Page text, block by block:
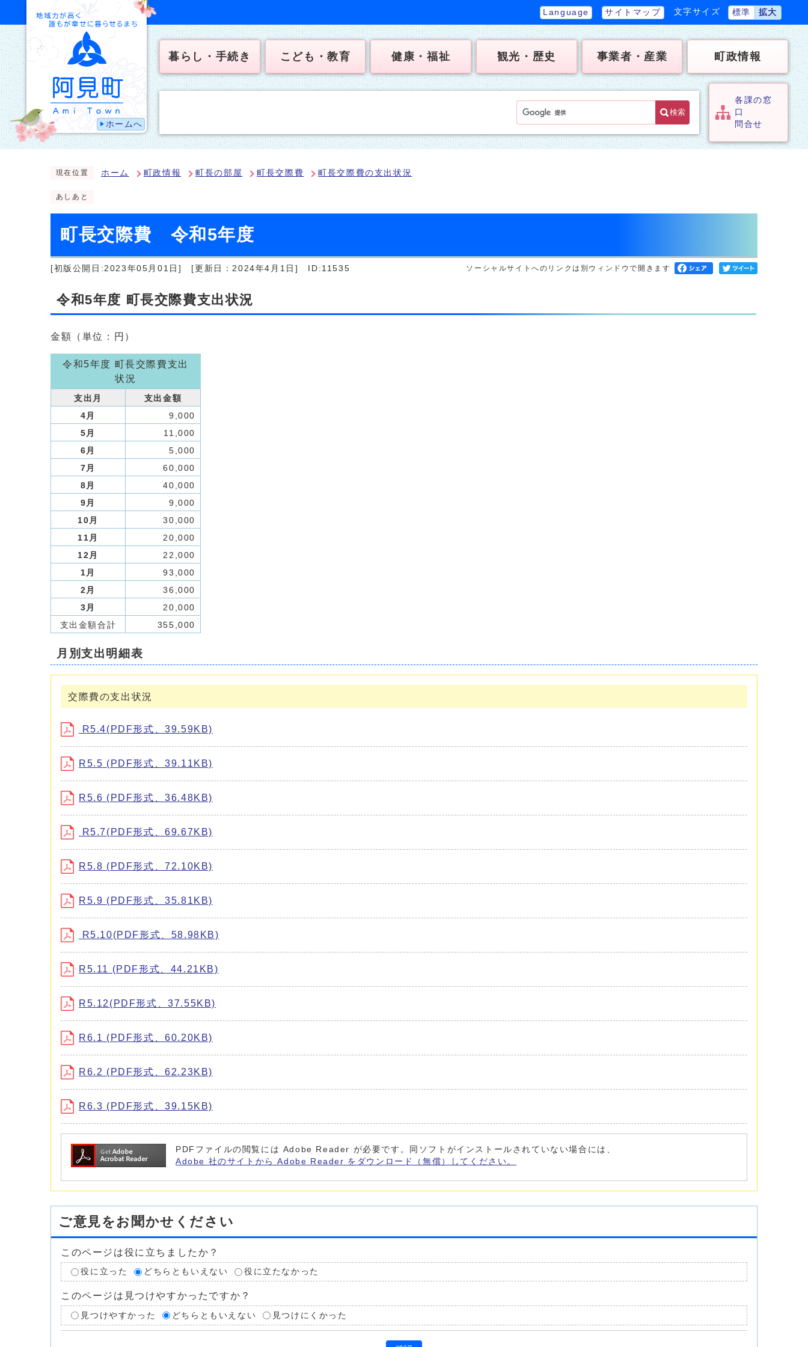
ホームへ
Language サイトマップ 文字サイズ 標準 拡大
暮らし・手続き こども・教育 健康・福祉 観光・歴史 事業者・産業 町政情報
検索
各課の窓
口
問合せ
現在位置 ホーム 町政情報 町長の部屋 町長交際費 町長交際費の支出状況
あしあと
町長交際費 令和5年度
[初版公開日:2023年05月01日] [更新日：2024年4月1日] ID:11535 ソーシャルサイトへのリンクは別ウィンドウで開きます
令和5年度 町長交際費支出状況
金額（単位：円）
令和5年度 町長交際費支出
状況
支出月
支出金額
4月
9,000
5月
11,000
6月
5,000
7月
60,000
8月
40,000
9月
9,000
10月
30,000
11月
20,000
12月
22,000
1月
93,000
2月
36,000
3月
20,000
支出金額合計
355,000
月別支出明細表
交際費の支出状況
R5.4(PDF形式、39.59KB)
R5.5 (PDF形式、39.11KB)
R5.6 (PDF形式、36.48KB)
R5.7(PDF形式、69.67KB)
R5.8 (PDF形式、72.10KB)
R5.9 (PDF形式、35.81KB)
R5.10(PDF形式、58.98KB)
R5.11 (PDF形式、44.21KB)
R5.12(PDF形式、37.55KB)
R6.1 (PDF形式、60.20KB)
R6.2 (PDF形式、62.23KB)
R6.3 (PDF形式、39.15KB)
PDFファイルの閲覧には Adobe Reader が必要です。同ソフトがインストールされていない場合には、
Adobe 社のサイトから Adobe Reader をダウンロード（無償）してください。
ご意見をお聞かせください
このページは役に立ちましたか？
役に立った どちらともいえない 役に立たなかった
このページは見つけやすかったですか？
見つけやすかった どちらともいえない 見つけにくかった